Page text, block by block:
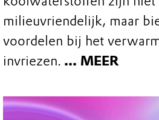
milieuvriendelijk, maar
voordelen bij het
invriezen. ... MEER